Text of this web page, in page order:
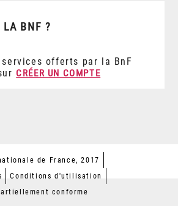
LA BNF ?
offerts par la BnF
CRÉER UN COMPTE
de France, 2017
Conditions d'utilisation
conforme